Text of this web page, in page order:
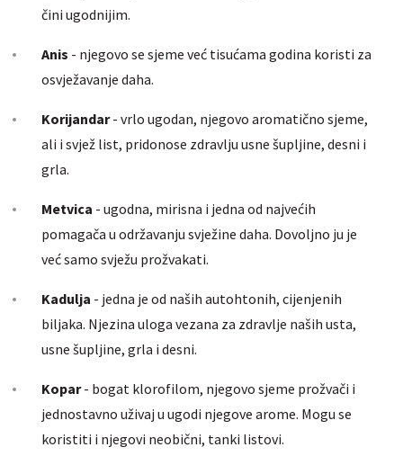
čini ugodnijim.
Anis - njegovo se sjeme već tisućama godina koristi za
osvježavanje daha.
Korijandar- vrlo ugodan, njegovo aromatično sjeme,
ali i svjež list, pridonose zdravlju usne šupljine, desni i
grla.
Metvica - ugodna, mirisna i jedna od najvećih
pomagača u održavanju svježine daha. Dovoljno ju je
već samo svježu prožvakati.
Kadulja - jedna je od naših autohtonih, cijenjenih
biljaka. Njezina uloga vezana za zdravlje naših usta,
usne šupljine, grla i desni.
Kopar- bogat klorofilom, njegovo sjeme prožvači i
jednostavno uživaj u ugodi njegove arome. Mogu se
koristiti i njegovi neobični, tanki listovi.